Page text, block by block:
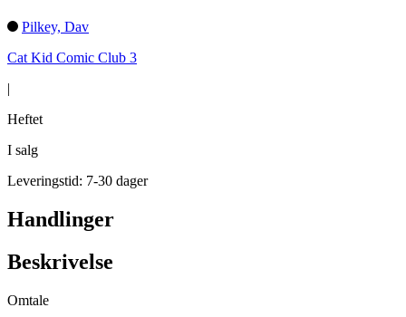
Pilkey, Dav
Cat Kid Comic Club 3
|
Heftet
I salg
Leveringstid: 7-30 dager
Handlinger
Beskrivelse
Omtale